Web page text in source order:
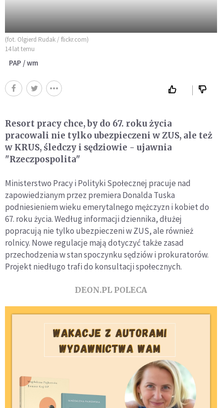
(fot. Olgierd Rudak / flickr.com)
14 lat temu
PAP / wm
Resort pracy chce, by do 67. roku życia
pracowali nie tylko ubezpieczeni w ZUS, ale też
w KRUS, śledczy i sędziowie - ujawnia
"Rzeczpospolita"
Ministerstwo Pracy i Polityki Społecznej pracuje nad
zapowiedzianym przez premiera Donalda Tuska
podniesieniem wieku emerytalnego mężczyzn i kobiet do
67. roku życia. Według informacji dziennika, dłużej
popracują nie tylko ubezpieczeni w ZUS, ale również
rolnicy. Nowe regulacje mają dotyczyć także zasad
przechodzenia w stan spoczynku sędziów i prokuratorów.
Projekt niedługo trafi do konsultacji społecznych.
DEON.PL POLECA